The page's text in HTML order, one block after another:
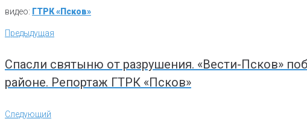
видео: ГТРК «Псков»
Навигация
записям
Предыдущая
Предыдущая
Спасли святыню от разрушения. «Вести-Псков»
районе. Репортаж ГТРК «Псков»
Следующий
Следующий